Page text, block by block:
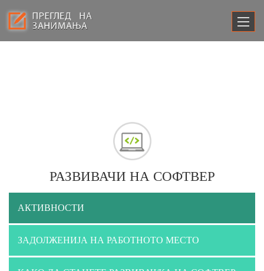
РАЗВИВАЧИ НА СОФТВЕР
АКТИВНОСТИ
ЗАДОЛЖЕНИЈА НА РАБОТНОТО МЕСТО